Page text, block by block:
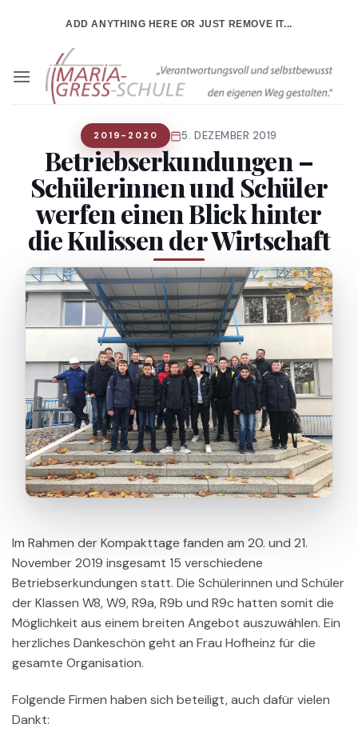
ADD ANYTHING HERE OR JUST REMOVE IT...
2019-2020 5. DEZEMBER 2019
Betriebserkundungen –
Schülerinnen und Schüler
werfen einen Blick hinter
die Kulissen der Wirtschaft
Im Rahmen der Kompakttage fanden am 20. und 21.
November 2019 insgesamt 15 verschiedene
Betriebserkundungen statt. Die Schülerinnen und Schüler
der Klassen W8, W9, R9a, R9b und R9c hatten somit die
Möglichkeit aus einem breiten Angebot auszuwählen. Ein
herzliches Dankeschön geht an Frau Hofheinz für die
gesamte Organisation.
Folgende Firmen haben sich beteiligt, auch dafür vielen
Dankt: